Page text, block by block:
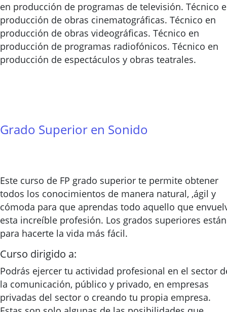
en producción de programas de televisión. Técnico
producción de obras cinematográficas. Técnico en
producción de obras videográficas. Técnico en
producción de programas radiofónicos. Técnico en
producción de espectáculos y obras teatrales.
Grado Superior en Sonido
Este curso de FP grado superior te permite obtener
todos los conocimientos de manera natural, ,ágil y
cómoda para que aprendas todo aquello que
esta increíble profesión. Los grados superiores están
para hacerte la vida más fácil.
Curso dirigido a:
Podrás ejercer tu actividad profesional en el sector
la comunicación, público y privado, en empresas
privadas del sector o creando tu propia empresa.